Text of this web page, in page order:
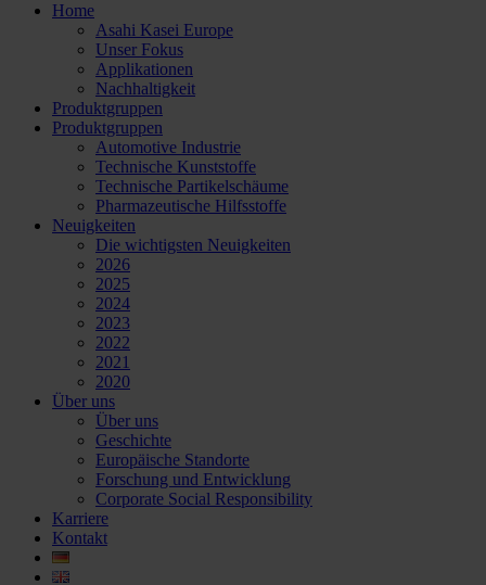
Home
Asahi Kasei Europe
Unser Fokus
Applikationen
Nachhaltigkeit
Produktgruppen
Produktgruppen
Automotive Industrie
Technische Kunststoffe
Technische Partikelschäume
Pharmazeutische Hilfsstoffe
Neuigkeiten
Die wichtigsten Neuigkeiten
2026
2025
2024
2023
2022
2021
2020
Über uns
Über uns
Geschichte
Europäische Standorte
Forschung und Entwicklung
Corporate Social Responsibility
Karriere
Kontakt